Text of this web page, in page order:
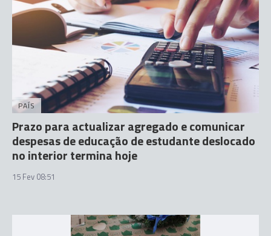
PAÍS
Prazo para actualizar agregado e comunicar
despesas de educação de estudante deslocado
no interior termina hoje
15 Fev 08:51